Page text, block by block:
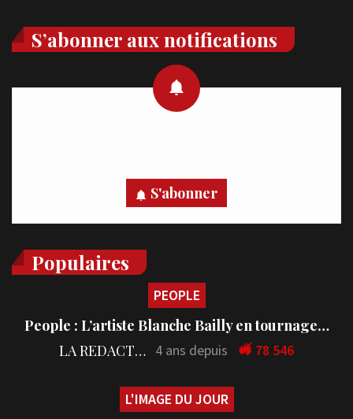
S’abonner aux notifications
S'abonner
Populaires
PEOPLE
People : L’artiste Blanche Bailly en tournage…
LA REDACTION 4 ans depuis 78 546
L'IMAGE DU JOUR